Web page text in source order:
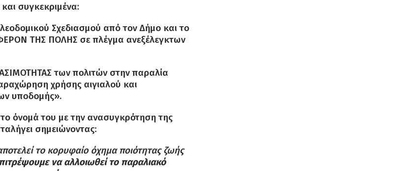
συγκεκριμένα:
Σχεδιασμού από τον Δήμο και το
ΤΗΣ ΠΟΛΗΣ σε πλέγμα ανεξέλεγκτων
των πολιτών στην παραλία
χρήσης αιγιαλού και
υποδομής».
όνομά του με την ανασυγκρότηση της
σημειώνοντας:
το κορυφαίο όχημα ποιότητας ζωής
να αλλοιωθεί το παραλιακό